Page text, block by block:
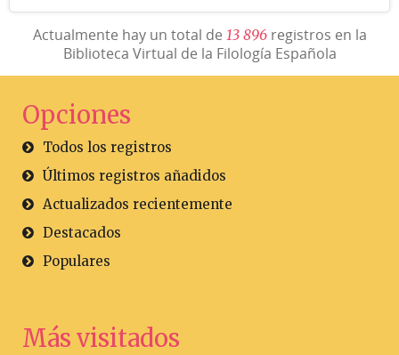
Actualmente hay un total de 13 896registros en la
Biblioteca Virtual de la Filología Española
Opciones
Todos los registros
Últimos registros añadidos
Actualizados recientemente
Destacados
Populares
Más visitados